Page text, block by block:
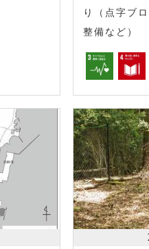
り（点字ブ
整備など）